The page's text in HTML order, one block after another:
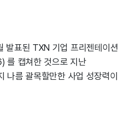
발표된 TXN 기업 프리젠테이션
를 캡쳐한 것으로 지난
름 괄목할만한 사업 성장력이